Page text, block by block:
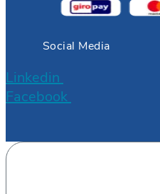
Social Media
Linkedin
Facebook